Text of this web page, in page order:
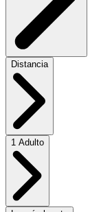
Distancia
1 Adulto